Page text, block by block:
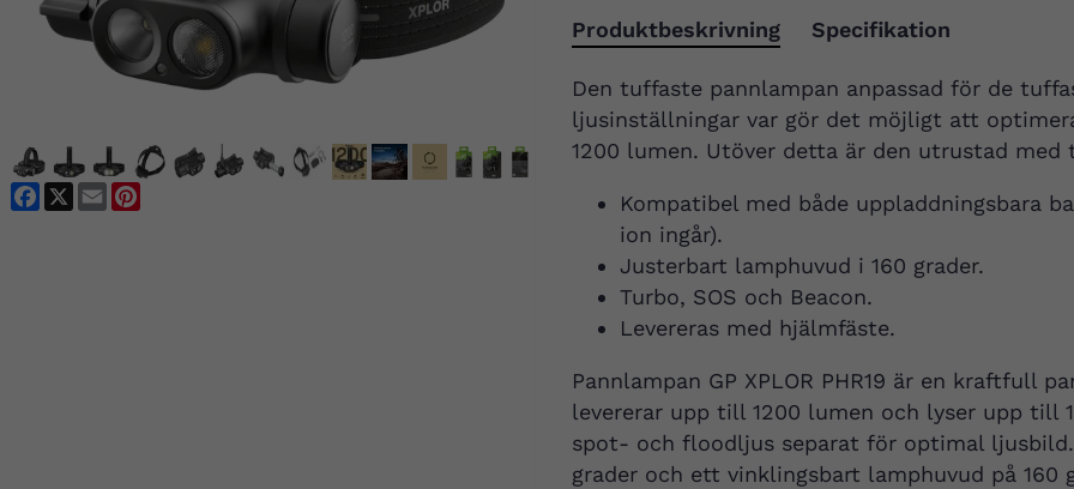
Facebook
X Email
Produktbeskrivning
Specifikation
Den tuffaste pannlampan anpassad för de
ljusinställningar var gör det möjligt att
1200 lumen. Utöver detta är den utrustad med
Kompatibel med både uppladdningsbara
ion ingår).
Justerbart lamphuvud i 160 grader.
Turbo, SOS och Beacon.
Levereras med hjälmfäste.
Pannlampan GP XPLOR PHR19 är en kraftfull
levererar upp till 1200 lumen och lyser upp till
spot- och floodljus separat för optimal ljusbild.
grader och ett vinklingsbart lamphuvud på 160